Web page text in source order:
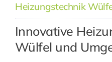
Heizungstechnik
Innovative
Wülfel und